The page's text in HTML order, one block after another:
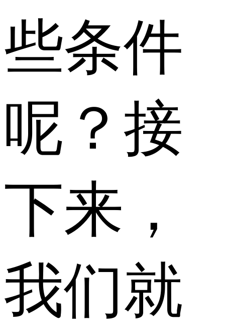
些条件
呢？接
下来，
我们就